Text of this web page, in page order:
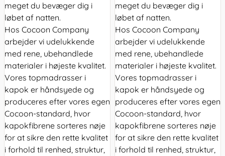
meget du bevæger dig i
løbet af natten.
Hos Cocoon Company
arbejder vi udelukkende
med rene, ubehandlede
materialer i højeste kvalitet.
Vores topmadrasser i
kapok er håndsyede og
produceres efter vores egen
Cocoon-standard, hvor
kapokfibrene sorteres nøje
for at sikre den rette kvalitet
i forhold til renhed, struktur,
meget du bevæger dig i
løbet af natten.
Hos Cocoon Company
arbejder vi udelukkende
med rene, ubehandlede
materialer i højeste kvalitet.
Vores topmadrasser i
kapok er håndsyede og
produceres efter vores egen
Cocoon-standard, hvor
kapokfibrene sorteres nøje
for at sikre den rette kvalitet
i forhold til renhed, struktur,